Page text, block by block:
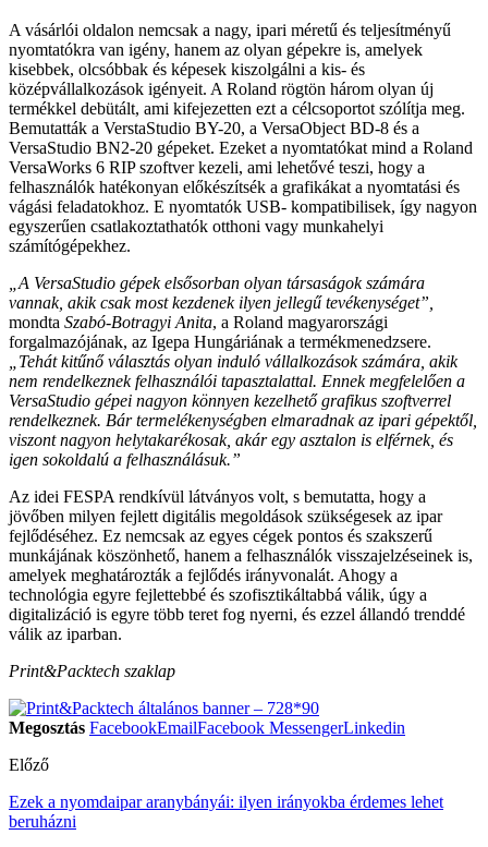
A vásárlói oldalon nemcsak a nagy, ipari méretű és teljesítményű
nyomtatókra van igény, hanem az olyan gépekre is, amelyek
kisebbek, olcsóbbak és képesek kiszolgálni a kis- és
középvállalkozások igényeit. A Roland rögtön három olyan új
termékkel debütált, ami kifejezetten ezt a célcsoportot szólítja meg.
Bemutatták a VerstaStudio BY-20, a VersaObject BD-8 és a
VersaStudio BN2-20 gépeket. Ezeket a nyomtatókat mind a Roland
VersaWorks 6 RIP szoftver kezeli, ami lehetővé teszi, hogy a
felhasználók hatékonyan előkészítsék a grafikákat a nyomtatási és
vágási feladatokhoz. E nyomtatók USB- kompatibilisek, így nagyon
egyszerűen csatlakoztathatók otthoni vagy munkahelyi
számítógépekhez.
„A VersaStudio gépek elsősorban olyan társaságok számára
vannak, akik csak most kezdenek ilyen jellegű tevékenységet”,
mondta Szabó-Botragyi Anita, a Roland magyarországi
forgalmazójának, az Igepa Hungáriának a termékmenedzsere.
„Tehát kitűnő választás olyan induló vállalkozások számára, akik
nem rendelkeznek felhasználói tapasztalattal. Ennek megfelelően a
VersaStudio gépei nagyon könnyen kezelhető grafikus szoftverrel
rendelkeznek. Bár termelékenységben elmaradnak az ipari gépektől,
viszont nagyon helytakarékosak, akár egy asztalon is elférnek, és
igen sokoldalú a felhasználásuk.”
Az idei FESPA rendkívül látványos volt, s bemutatta, hogy a
jövőben milyen fejlett digitális megoldások szükségesek az ipar
fejlődéséhez. Ez nemcsak az egyes cégek pontos és szakszerű
munkájának köszönhető, hanem a felhasználók visszajelzéseinek is,
amelyek meghatározták a fejlődés irányvonalát. Ahogy a
technológia egyre fejlettebbé és szofisztikáltabbá válik, úgy a
digitalizáció is egyre több teret fog nyerni, és ezzel állandó trenddé
válik az iparban.
Print&Packtech szaklap
Megosztás FacebookEmailFacebook MessengerLinkedin
Előző
Ezek a nyomdaipar aranybányái: ilyen irányokba érdemes lehet
beruházni